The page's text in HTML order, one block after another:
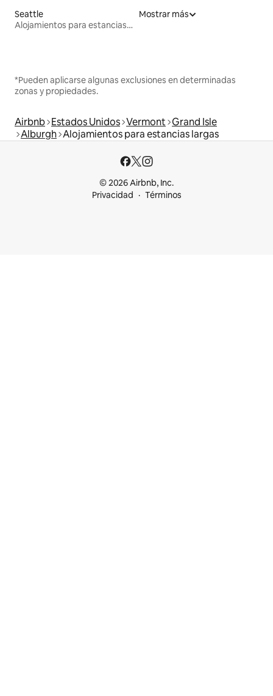
Seattle
Alojamientos para estancias largas
Mostrar más
*Pueden aplicarse algunas exclusiones en determinadas
zonas y propiedades.
Airbnb Estados Unidos Vermont Grand Isle
Alburgh Alojamientos para estancias largas
© 2026 Airbnb, Inc.
Privacidad
Términos